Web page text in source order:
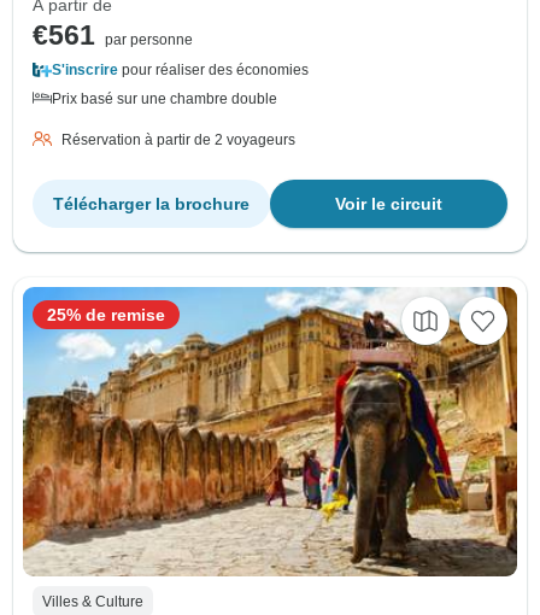
À partir de
€561 par personne
S'inscrire pour réaliser des économies
Prix basé sur une chambre double
Réservation à partir de 2 voyageurs
Voir le circuit
Télécharger la brochure
Villes & Culture
25% de remise